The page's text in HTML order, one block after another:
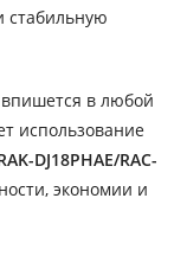
стабильную
впишется в любой
использование
DJ18PHAE/RAC-
экономии и